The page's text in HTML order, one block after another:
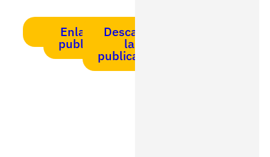
DOI
Enlace a la
publicación
Descarga
la
publicación